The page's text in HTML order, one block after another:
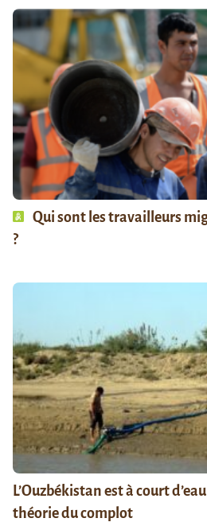
Qui sont les travailleurs
?
L’Ouzbékistan est à court
théorie du complot